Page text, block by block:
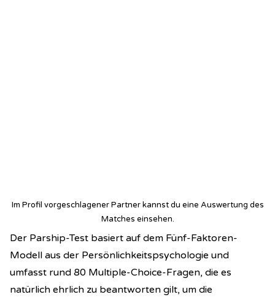
Im Profil vorgeschlagener Partner kannst du eine Auswertung des
Matches einsehen.
Der Parship-Test basiert auf dem Fünf-Faktoren-
Modell aus der Persönlichkeitspsychologie und
umfasst rund 80 Multiple-Choice-Fragen, die es
natürlich ehrlich zu beantworten gilt, um die